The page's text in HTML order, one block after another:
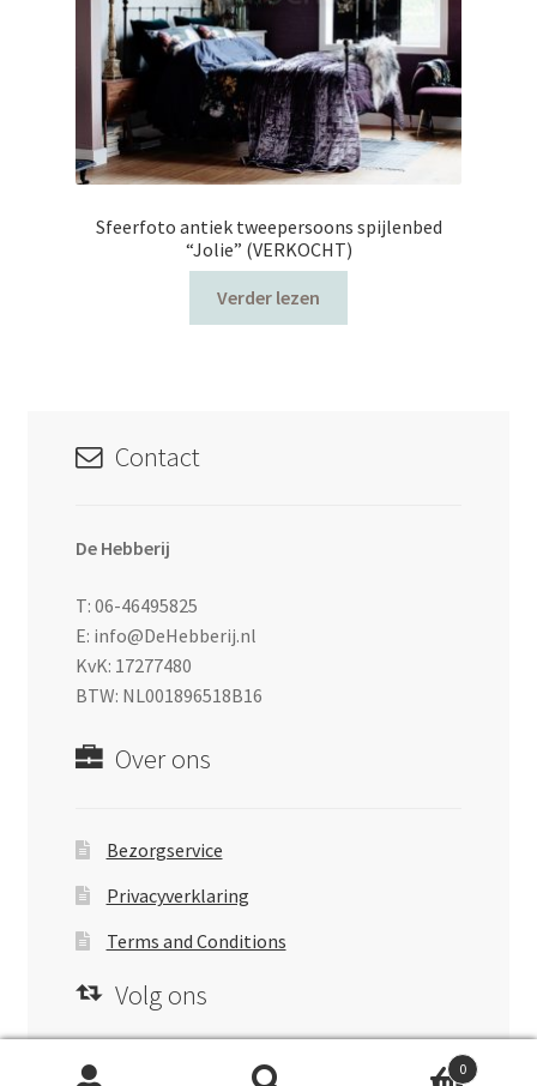
Sfeerfoto antiek tweepersoons spijlenbed
“Jolie” (VERKOCHT)
Verder lezen
Contact
De Hebberij
T: 06-46495825
E: info@DeHebberij.nl
KvK: 17277480
BTW: NL001896518B16
Over ons
Bezorgservice
Privacyverklaring
Terms and Conditions
Volg ons
0